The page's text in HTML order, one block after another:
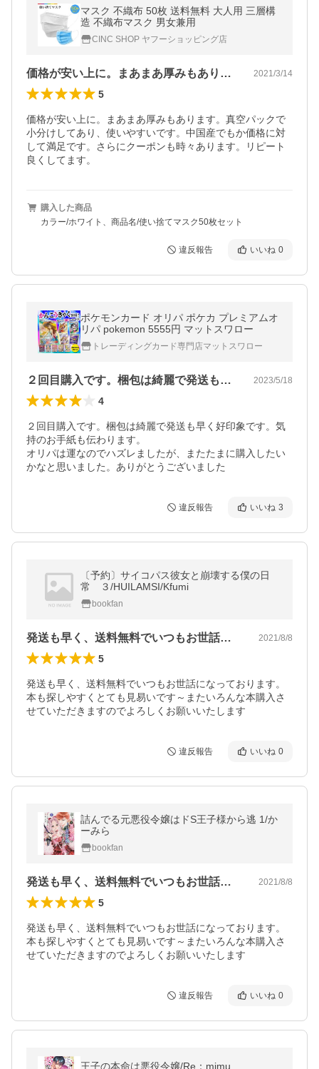
マスク 不織布 50枚 送料無料 大人用 三層構
造 不織布マスク 男女兼用
CINC SHOP ヤフーショッピング店
価格が安い上に。まあまあ厚みもあります… 2021/3/14
5
価格が安い上に。まあまあ厚みもあります。真空パックで
小分けしてあり、使いやすいです。中国産でもか価格に対
して満足です。さらにクーポンも時々あります。リピート
良くしてます。
購入した商品
カラー/ホワイト、商品名/使い捨てマスク50枚セット
違反報告 いいね 0
ポケモンカード オリパ ポケカ プレミアムオ
リパ pokemon 5555円 マットスワロー
トレーディングカード専門店マットスワロー
２回目購入です。梱包は綺麗で発送も早く… 2023/5/18
4
２回目購入です。梱包は綺麗で発送も早く好印象です。気
持のお手紙も伝わります。
オリパは運なのでハズレましたが、またたまに購入したい
かなと思いました。ありがとうございました
違反報告 いいね 3
〔予約〕サイコパス彼女と崩壊する僕の日
常 ３/HUILAMSI/Kfumi
bookfan
発送も早く、送料無料でいつもお世話にな… 2021/8/8
5
発送も早く、送料無料でいつもお世話になっております。
本も探しやすくとても見易いです～またいろんな本購入さ
せていただきますのでよろしくお願いいたします
違反報告 いいね 0
詰んでる元悪役令嬢はドS王子様から逃 1/か
ーみら
bookfan
発送も早く、送料無料でいつもお世話にな… 2021/8/8
5
発送も早く、送料無料でいつもお世話になっております。
本も探しやすくとても見易いです～またいろんな本購入さ
せていただきますのでよろしくお願いいたします
違反報告 いいね 0
王子の本命は悪役令嬢/Re：mimu